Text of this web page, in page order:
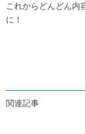
これからどんどん内
に！
関連記事